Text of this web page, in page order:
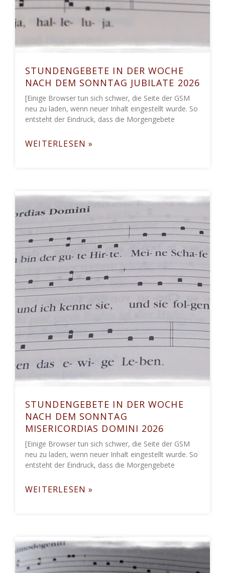
STUNDENGEBETE IN DER WOCHE
NACH DEM SONNTAG JUBILATE 2026
[Einige Browser tun sich schwer, die Seite der GSM
neu zu laden, wenn neuer Inhalt eingestellt wurde. So
entsteht der Eindruck, dass die Morgengebete
WEITERLESEN »
STUNDENGEBETE IN DER WOCHE
NACH DEM SONNTAG
MISERICORDIAS DOMINI 2026
[Einige Browser tun sich schwer, die Seite der GSM
neu zu laden, wenn neuer Inhalt eingestellt wurde. So
entsteht der Eindruck, dass die Morgengebete
WEITERLESEN »